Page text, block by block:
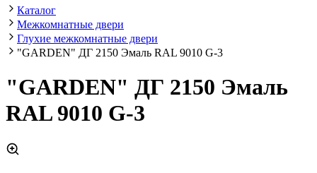
Каталог
Межкомнатные двери
Глухие межкомнатные двери
"GARDEN" ДГ 2150 Эмаль RAL 9010 G-3
"GARDEN" ДГ 2150 Эмаль
RAL 9010 G-3